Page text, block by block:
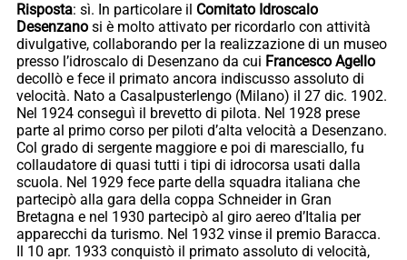
Risposta: sì. In particolare il Comitato Idroscalo
Desenzano si è molto attivato per ricordarlo con attività
divulgative, collaborando per la realizzazione di un museo
presso l’idroscalo di Desenzano da cui Francesco Agello
decollò e fece il primato ancora indiscusso assoluto di
velocità. Nato a Casalpusterlengo (Milano) il 27 dic. 1902.
Nel 1924 conseguì il brevetto di pilota. Nel 1928 prese
parte al primo corso per piloti d’alta velocità a Desenzano.
Col grado di sergente maggiore e poi di maresciallo, fu
collaudatore di quasi tutti i tipi di idrocorsa usati dalla
scuola. Nel 1929 fece parte della squadra italiana che
partecipò alla gara della coppa Schneider in Gran
Bretagna e nel 1930 partecipò al giro aereo d’Italia per
apparecchi da turismo. Nel 1932 vinse il premio Baracca.
Il 10 apr. 1933 conquistò il primato assoluto di velocità,